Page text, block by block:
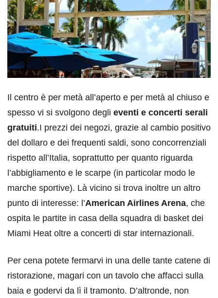
Il centro è per metà all’aperto e per metà al chiuso e
spesso vi si svolgono degli eventi e concerti serali
gratuiti.I prezzi dei negozi, grazie al cambio positivo
del dollaro e dei frequenti saldi, sono concorrenziali
rispetto all’Italia, soprattutto per quanto riguarda
l’abbigliamento e le scarpe (in particolar modo le
marche sportive). Là vicino si trova inoltre un altro
punto di interesse: l’American Airlines Arena, che
ospita le partite in casa della squadra di basket dei
Miami Heat oltre a concerti di star internazionali.
Per cena potete fermarvi in una delle tante catene di
ristorazione, magari con un tavolo che affacci sulla
baia e godervi da lì il tramonto. D’altronde, non